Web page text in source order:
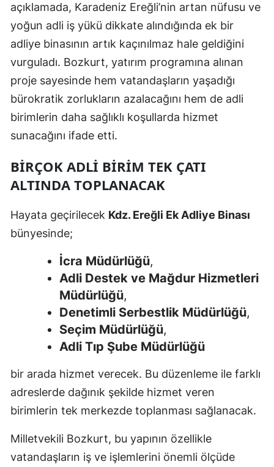
açıklamada, Karadeniz Ereğli’nin artan nüfusu ve
yoğun adli iş yükü dikkate alındığında ek bir
adliye binasının artık kaçınılmaz hale geldiğini
vurguladı. Bozkurt, yatırım programına alınan
proje sayesinde hem vatandaşların yaşadığı
bürokratik zorlukların azalacağını hem de adli
birimlerin daha sağlıklı koşullarda hizmet
sunacağını ifade etti.
BİRÇOK ADLİ BİRİM TEK ÇATI
ALTINDA TOPLANACAK
Hayata geçirilecek Kdz. Ereğli Ek Adliye Binası
bünyesinde;
İcra Müdürlüğü,
Adli Destek ve Mağdur Hizmetleri
Müdürlüğü,
Denetimli Serbestlik Müdürlüğü,
Seçim Müdürlüğü,
Adli Tıp Şube Müdürlüğü
bir arada hizmet verecek. Bu düzenleme ile farklı
adreslerde dağınık şekilde hizmet veren
birimlerin tek merkezde toplanması sağlanacak.
Milletvekili Bozkurt, bu yapının özellikle
vatandaşların iş ve işlemlerini önemli ölçüde